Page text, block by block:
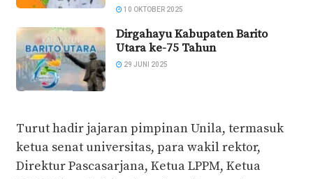
10 OKTOBER 2025
Dirgahayu Kabupaten Barito
Utara ke-75 Tahun
29 JUNI 2025
Turut hadir jajaran pimpinan Unila, termasuk
ketua senat universitas, para wakil rektor,
Direktur Pascasarjana, Ketua LPPM, Ketua